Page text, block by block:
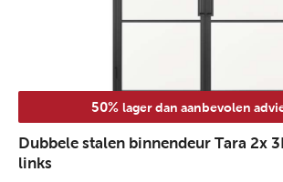
50% lager dan aanbevolen
Dubbele stalen binnendeur Tara 2x
links